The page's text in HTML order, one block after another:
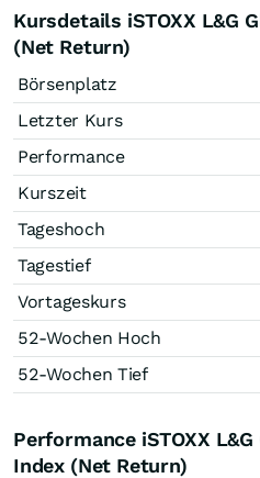
Kursdetails iSTOXX L&G
(Net Return)
Börsenplatz
Letzter Kurs
Performance
Kurszeit
Tageshoch
Tagestief
Vortageskurs
52-Wochen Hoch
52-Wochen Tief
Performance iSTOXX
Index (Net Return)